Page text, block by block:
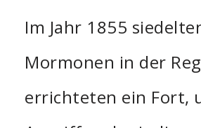
Im Jahr 1855
Mormonen in der
errichteten ein Fort,